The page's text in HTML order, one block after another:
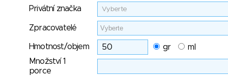
Privátní značka Vyberte
Zpracovatelé
Hmotnost/objem gr
ml
Množství 1
porce